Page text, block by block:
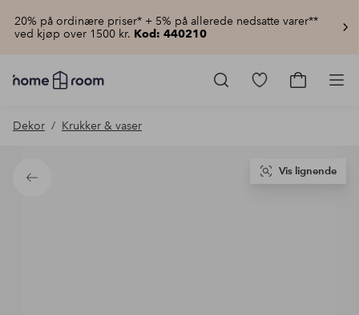
20% på ordinære priser* + 5% på allerede nedsatte varer**
ved kjøp over 1500 kr. Kod: 440210
Homeroom
–
hjemmet
pris
Gå
Gå
Dekor Krukker & vaser
Tilbake
Vis lignende